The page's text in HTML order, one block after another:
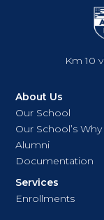
Km 10
About Us
Our School
Our School’s Why
Alumni
Documentation
Services
Enrollments